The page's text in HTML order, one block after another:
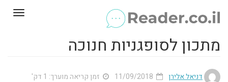
מתכון לסופגניות חנוכה
דניאל אלירן זמן קריאה מוערך: 1 דק'